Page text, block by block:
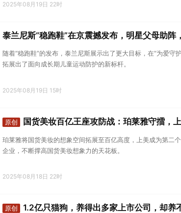
2025年08月19日 22时
泰兰尼斯“稳跑鞋”在京震撼发布，明星父母助阵
随着“稳跑鞋”的发布，泰兰尼斯展示出了更大目标，在“为爱守
拓展出了面向成长期儿童运动防护的新标杆。
2025年08月19日 15时
原创 国货美妆百亿王座攻防战：珀莱雅守擂，
珀莱雅将国货美妆的想象空间拓展至百亿高度，上美成为第二
企业，不断撑高国货美妆想象力的天花板。
2025年08月18日 22时
原创 1.2亿只猫狗，养得出多家上市公司，却养